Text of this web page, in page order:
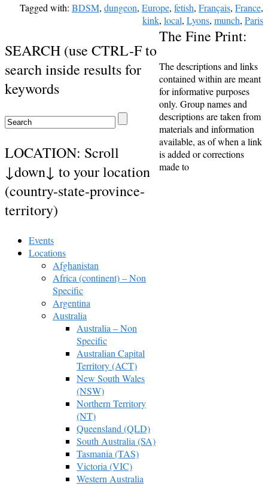
Tagged with: BDSM, dungeon, Europe, fetish, Français, France,
kink, local, Lyons, munch, Paris
SEARCH (use CTRL-F to
search inside results for
keywords
LOCATION: Scroll
↓down↓ to your location
(country-state-province-
territory)
Events
Locations
Afghanistan
Africa (continent) – Non
Specific
Argentina
Australia
Australia – Non
Specific
Australian Capital
Territory (ACT)
New South Wales
(NSW)
Northern Territory
(NT)
Queensland (QLD)
South Australia (SA)
Tasmania (TAS)
Victoria (VIC)
Western Australia
The Fine Print:
The descriptions and links
contained within are meant
for informative purposes
only. Group names and
descriptions are taken from
materials and information
available, as of when a link
is added or corrections
made to